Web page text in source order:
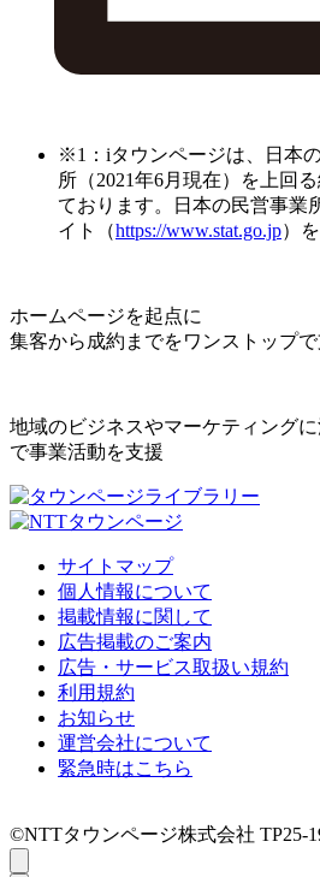
※1：iタウンページは、日本
所（2021年6月現在）を上回
ております。日本の民営事業
イト（https://www.stat.go.jp）
ホームページを起点に
集客から成約までをワンストップ
地域のビジネスやマーケティング
で事業活動を支援
サイトマップ
個人情報について
掲載情報に関して
広告掲載のご案内
広告・サービス取扱い規約
利用規約
お知らせ
運営会社について
緊急時はこちら
©NTTタウンページ株式会社 TP25-